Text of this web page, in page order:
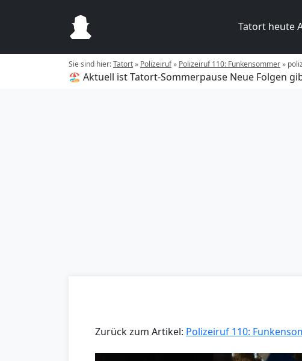
Tatort heute
Sie sind hier:Tatort» Polizeiruf» Polizeiruf 110: Funkensommer»
🏖️ Aktuell ist Tatort-Sommerpause Neue Folgen
Zurück zum Artikel: Polizeiruf 110: